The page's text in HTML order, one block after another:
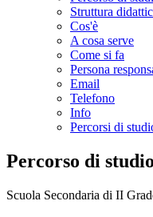
Struttura
Cos'è
A cosa serve
Come si fa
Persona
Email
Telefono
Info
Percorsi di
Percorso di studio
Scuola Secondaria di II